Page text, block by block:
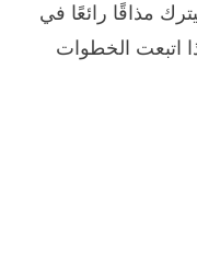
مذاقًا رائعًا في
اتبعت الخطوات